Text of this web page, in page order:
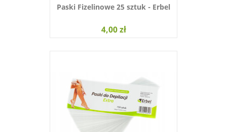
Paski Fizelinowe 25 sztuk - Erbel
4,00 zł